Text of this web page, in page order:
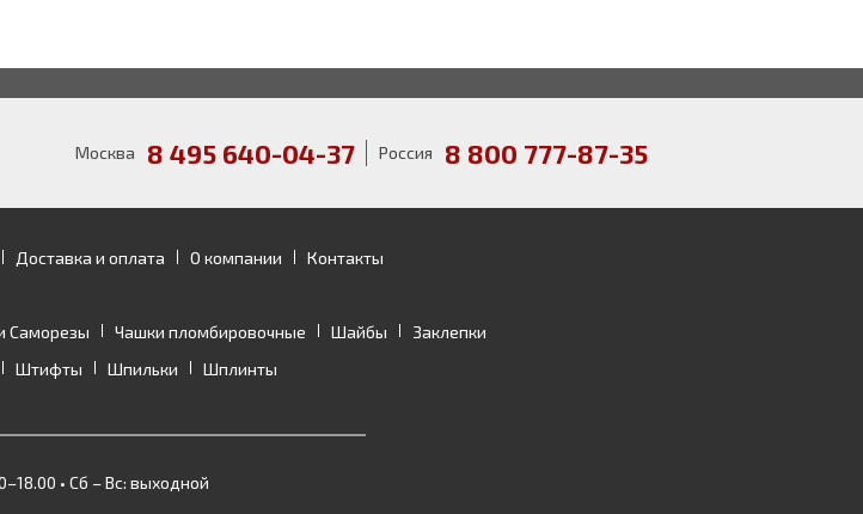
Москва 8 495 640-04-37 Россия 8 800 777-87-35
Доставка и оплата О компании Контакты
Саморезы Чашки пломбировочные Шайбы
Заклепки
Штифты Шпильки Шплинты
• Сб – Вс: выходной